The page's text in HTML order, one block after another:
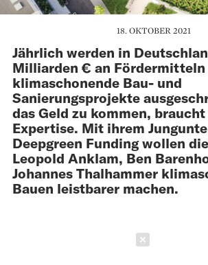
18. OKTOBER 2021
Jährlich werden in
Milliarden € an
klimaschonende Bau- und
Sanierungsprojekte
das Geld zu kommen, braucht
Expertise. Mit ihrem
Deepgreen Funding wollen
Leopold Anklam, Ben
Johannes Thalhammer
Bauen leistbarer machen.